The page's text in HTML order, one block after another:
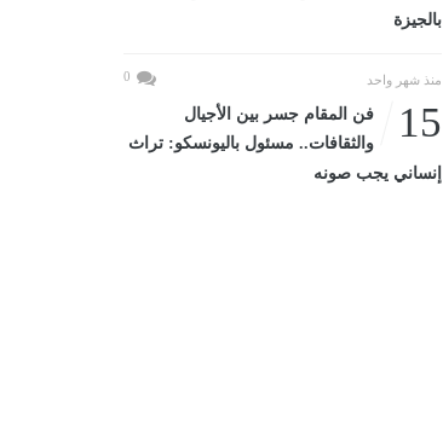
بالجيزة
منذ شهر واحد 0
15
فن المقام جسر بين الأجيال
والثقافات.. مسئول باليونسكو: تراث
إنساني يجب صونه